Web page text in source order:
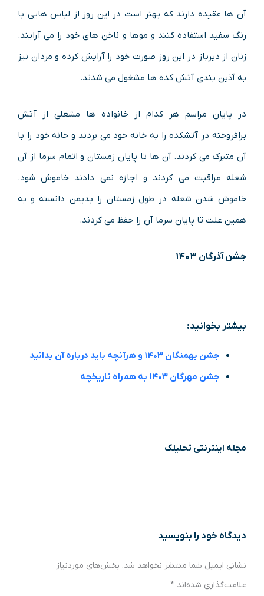
آن ها عقیده دارند که بهتر است در این روز از لباس هایی با
رنگ سفید استفاده کنند و موها و ناخن های خود را می آرایند.
زنان از دیرباز در این روز صورت خود را آرایش کرده و مردان نیز
به آذین بندی آتش کده ها مشغول می شدند.
در پایان مراسم هر کدام از خانواده ها مشعلی از آتش
برافروخته در آتشکده را به خانه خود می بردند و خانه خود را با
آن متبرک می کردند. آن ها تا پایان زمستان و اتمام سرما از آن
شعله مراقبت می کردند و اجازه نمی دادند خاموش شود.
خاموش شدن شعله در طول زمستان را بدیمن دانسته و به
همین علت تا پایان سرما آن را حفظ می کردند.
جشن آذرگان ۱۴۰۳
بیشتر بخوانید:
جشن بهمنگان ۱۴۰۳ و هرآنچه باید درباره آن بدانید
جشن مهرگان ۱۴۰۳ به همراه تاریخچه
مجله اینترنتی تحلیلک
دیدگاه‌ خود را بنویسید
نشانی ایمیل شما منتشر نخواهد شد. بخش‌های موردنیاز
علامت‌گذاری شده‌اند *